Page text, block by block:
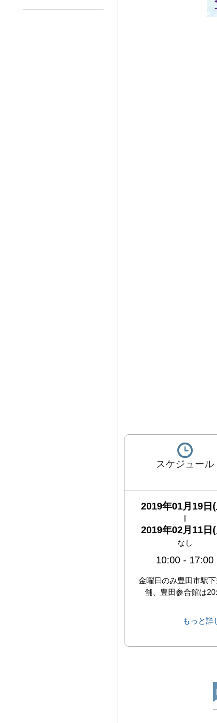
スケジュール
2019年01月19日
2019年02月11日
なし
10:00 - 17:00
金曜日のみ豊田市駅
舗、豊田参合館は
もっと詳